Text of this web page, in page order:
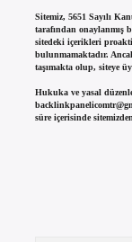
Sitemiz, 5651 Sayılı
tarafından onaylanmış
sitedeki içerikleri
bulunmamaktadır.
taşımakta olup, siteye
Hukuka ve yasal
süre içerisinde